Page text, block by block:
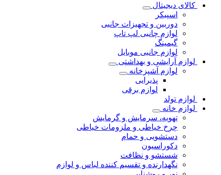
کالای دیجیتال
اسپیکر
دوربین و تجهیزات جانبی
لوازم چانبی لپ تاپ
گیمینگ
لوازم جانبی موبایل
لوازم آرایشی و بهداشتی
لوازم آشپزخانه
پذیرایی
لوازم برقی
لوازم تولد
لوازم خانه
تهویه، سرمایش و گرمایش
چرخ خیاطی و ملزومات خیاطی
دستشویی و حمام
دکوراسیون
شستشو و نظافت
نگهدارنده و تقسیم کننده لباس و لوازم